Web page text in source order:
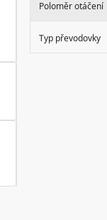
Poloměr otáčení
Typ převodovky